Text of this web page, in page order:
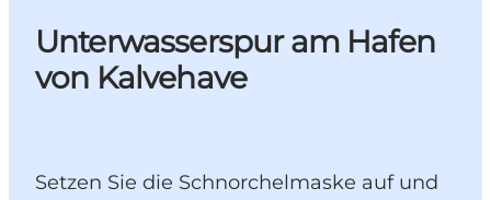
Unterwasserspur am Hafen
von Kalvehave
Setzen Sie die Schnorchelmaske auf und